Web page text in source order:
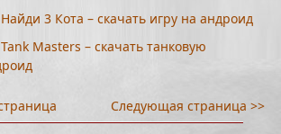
Найди 3 Кота – скачать игру на андроид
Tank Masters – скачать танковую
Следующая страница >>